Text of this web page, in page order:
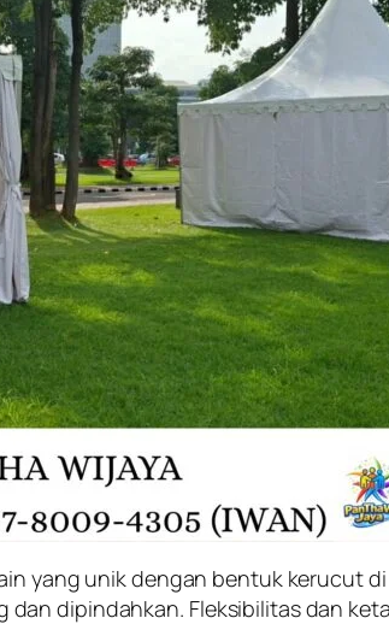
yang unik dengan bentuk kerucut
dipindahkan. Fleksibilitas dan